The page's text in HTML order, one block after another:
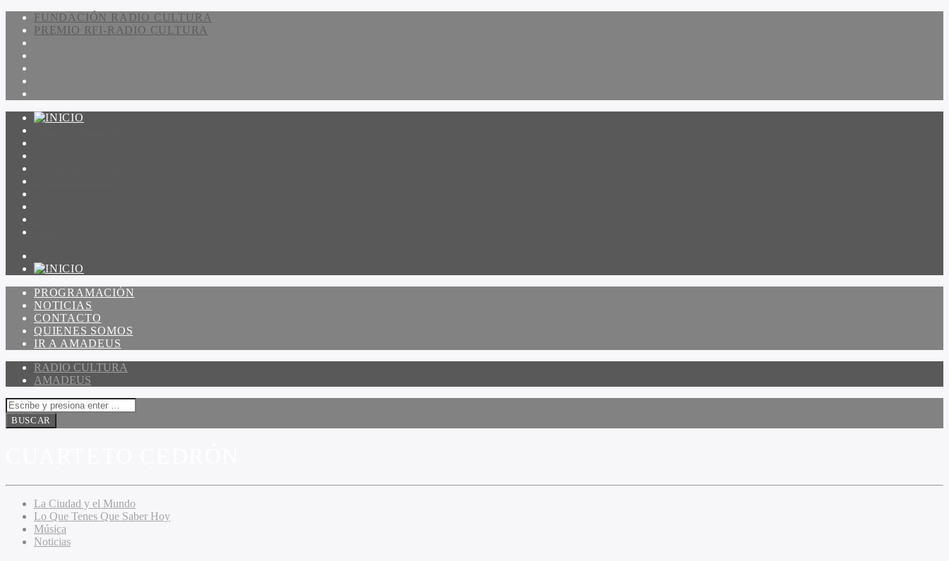
FUNDACIÓN RADIO CULTURA
PREMIO RFI-RADIO CULTURA
PROGRAMACIÓN
NOTICIAS
CONTACTO
QUIENES SOMOS
IR A AMADEUS
RADIO CULTURA
AMADEUS
La Ciudad y el Mundo
Lo Que Tenes Que Saber Hoy
Música
Noticias